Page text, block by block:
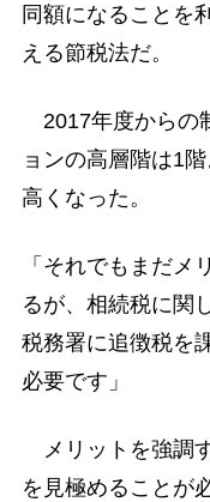
同額になることを
える節税法だ。
2017年度からの
ョンの高層階は1
高くなった。
「それでもまだメ
るが、相続税に関
税務署に追徴税を
必要です」
メリットを強調
を見極めることが